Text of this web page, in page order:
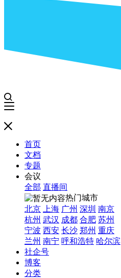
首页
文档
专题
会议
全部 直播间
热门城市
北京
上海 广州 深圳 南京
杭州 武汉 成都 合肥 苏州
宁波 西安 长沙 郑州 重庆
兰州 南宁 呼和浩特 哈尔滨
社企号
博客
分类